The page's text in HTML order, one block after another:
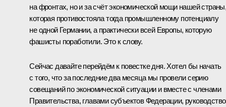
на фронтах, но и за счёт экономической мощи нашей
которая противостояла тогда промышленному потенциалу
не одной Германии, а практически всей Европы, которую
фашисты поработили. Это к слову.
Сейчас давайте перейдём к повестке дня. Хотел бы начать
с того, что за последние два месяца мы провели серию
совещаний по экономической ситуации и вместе с членами
Правительства, главами субъектов Федерации,